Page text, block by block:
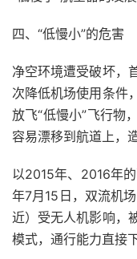
四、“低慢小”的危害
净空环境遭受破坏，
次降低机场使用条件
放飞“低慢小”飞行物
容易漂移到航道上，
以2015年、2016年
年7月15日，双流机
近）受无人机影响，
模式，通行能力直接